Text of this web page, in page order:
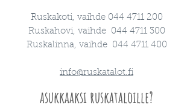
Ruskakoti, vaihde 044 4711 200
Ruskahovi, vaihde 044 4711 300
Ruskalinna, vaihde 044 4711 400
info@ruskatalot.fi
asukkaaksi ruskataloille?